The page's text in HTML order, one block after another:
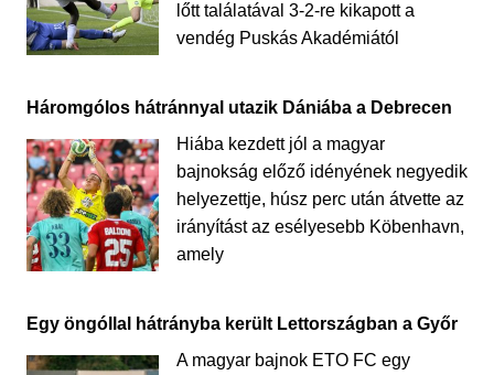
lőtt találatával 3-2-re kikapott a
vendég Puskás Akadémiától
Háromgólos hátránnyal utazik Dániába a Debrecen
Hiába kezdett jól a magyar
bajnokság előző idényének negyedik
helyezettje, húsz perc után átvette az
irányítást az esélyesebb Köbenhavn,
amely
Egy öngóllal hátrányba került Lettországban a Győr
A magyar bajnok ETO FC egy